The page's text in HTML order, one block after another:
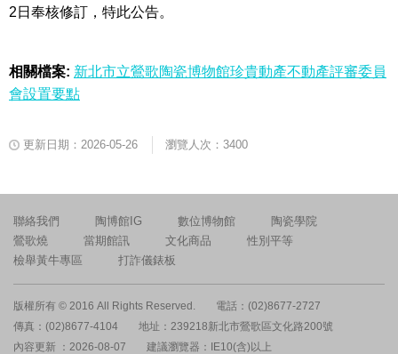
2日奉核修訂，特此公告。
相關檔案: 新北市立鶯歌陶瓷博物館珍貴動產不動產評審委員
會設置要點
更新日期：2026-05-26 瀏覽人次：3400
聯絡我們 陶博館IG 數位博物館
陶瓷學院
鶯歌燒
當期館訊 文化商品
性別平等
檢舉黃牛專區
打詐儀錶板
版權所有 © 2016 All Rights Reserved.
電話：(02)8677-2727
傳真：(02)8677-4104
地址：239218新北市鶯歌區文化路200號
內容更新 ：2026-08-07
建議瀏覽器：IE10(含)以上